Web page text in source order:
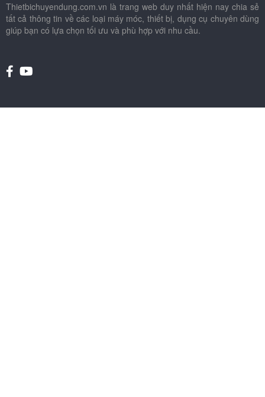
Thietbichuyendung.com.vn là trang web duy nhất hiện nay chia sẻ
tất cả thông tin về các loại máy móc, thiết bị, dụng cụ chuyên dùng
giúp bạn có lựa chọn tối ưu và phù hợp với nhu cầu.